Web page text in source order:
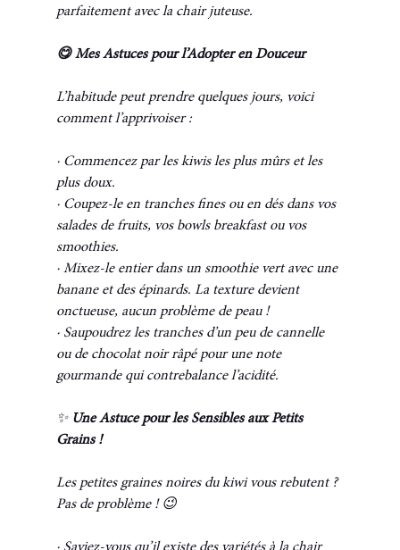
parfaitement avec la chair juteuse.
😋 Mes Astuces pour l’Adopter en Douceur
L’habitude peut prendre quelques jours, voici
comment l’apprivoiser :
· Commencez par les kiwis les plus mûrs et les
plus doux.
· Coupez-le en tranches fines ou en dés dans vos
salades de fruits, vos bowls breakfast ou vos
smoothies.
· Mixez-le entier dans un smoothie vert avec une
banane et des épinards. La texture devient
onctueuse, aucun problème de peau !
· Saupoudrez les tranches d’un peu de cannelle
ou de chocolat noir râpé pour une note
gourmande qui contrebalance l’acidité.
✨ Une Astuce pour les Sensibles aux Petits
Grains !
Les petites graines noires du kiwi vous rebutent ?
Pas de problème ! 😉